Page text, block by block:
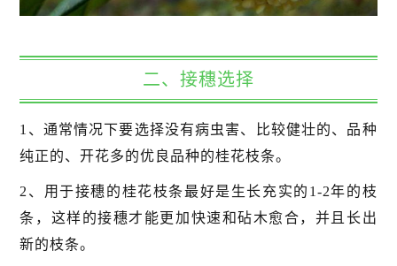
二、接穗选择
1、通常情况下要选择没有病虫害、比较健壮的、品种
纯正的、开花多的优良品种的桂花枝条。
2、用于接穗的桂花枝条最好是生长充实的1-2年的枝
条，这样的接穗才能更加快速和砧木愈合，并且长出
新的枝条。